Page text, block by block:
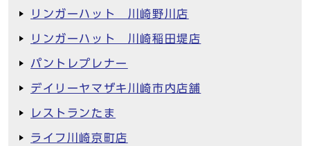
リンガーハット 川崎野川店
リンガーハット 川崎稲田堤店
パントレプレナー
デイリーヤマザキ川崎市内店舗
レストランたま
ライフ川崎京町店